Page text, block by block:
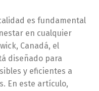
es fundamental
en cualquier
Canadá, el
diseñado para
y eficientes a
En este artículo,